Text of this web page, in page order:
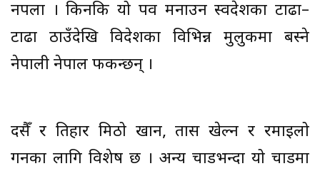
नपर्ला । किनकि यो पर्व मनाउन स्वदेशका टाढा–
टाढा ठाउँदेखि विदेशका विभिन्न मुलुकमा बस्ने
नेपाली नेपाल फर्कन्छन् ।
दसैँ र तिहार मिठो खान, तास खेल्न र रमाइलो
गर्नका लागि विशेष छ । अन्य चाडभन्दा यो चाडमा